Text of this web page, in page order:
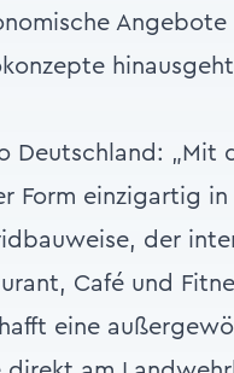
Angebote
Deutschland: „Mit
Form einzigartig in
der
Café und
eine